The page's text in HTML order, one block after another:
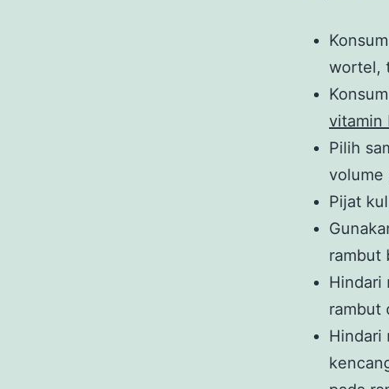
wortel,
vitamin
Pilih
volume
Pijat
rambut
Hindari
rambut
Hindari